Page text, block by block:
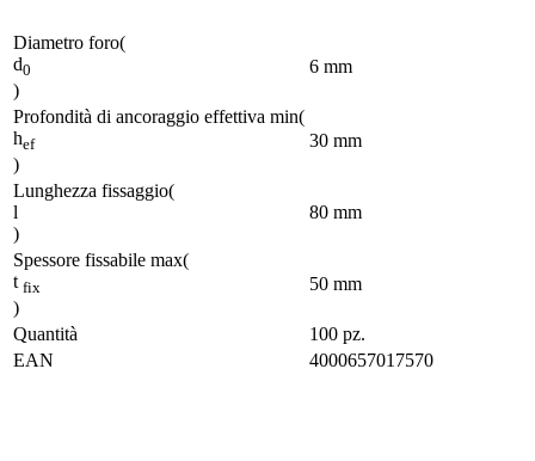
Diametro foro(
d0
)
6 mm
Profondità di ancoraggio effettiva min(
hef
)
30 mm
Lunghezza fissaggio(
l
)
80 mm
Spessore fissabile max(
t fix
)
50 mm
Quantità 100 pz.
EAN
4000657017570